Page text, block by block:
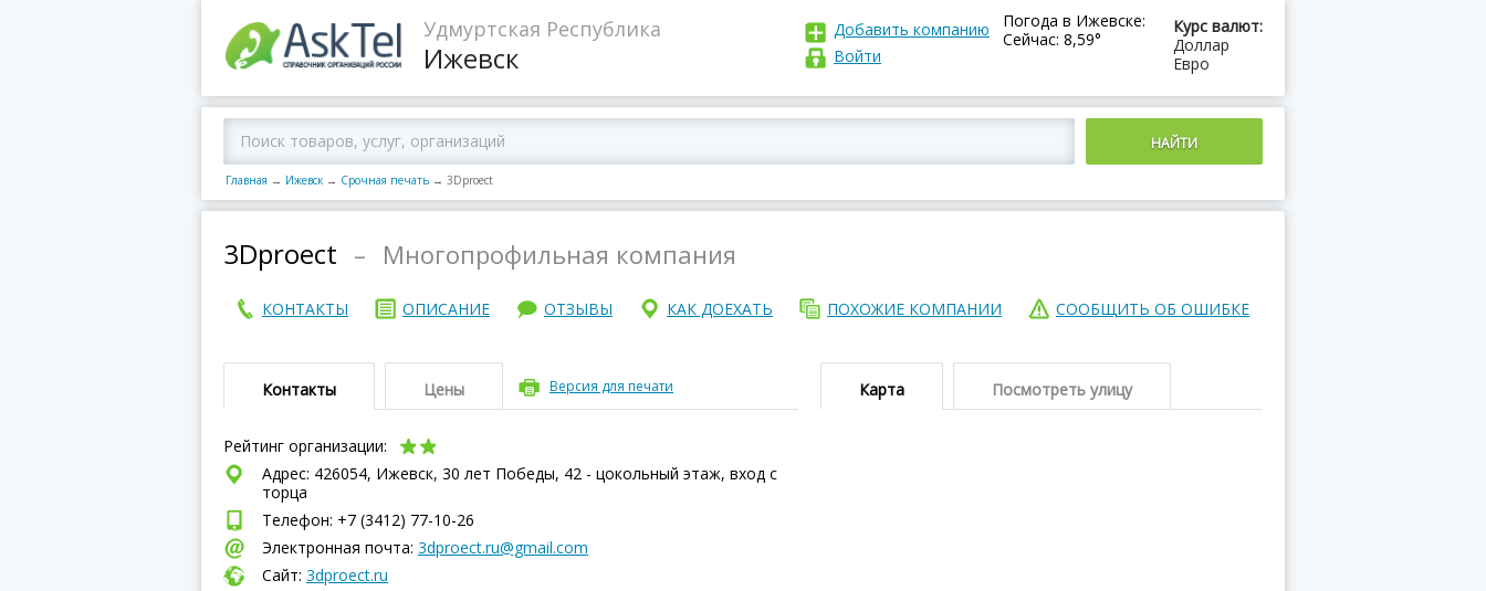
Удмуртская Республика
Ижевск
Курс валют:
Доллар
Евро
Погода в Ижевске:
Сейчас: 8,59°
Добавить компанию
Войти
Главная → Ижевск → Срочная печать → 3Dproect
3Dproect – Многопрофильная компания
КОНТАКТЫ ОПИСАНИЕ ОТЗЫВЫ КАК ДОЕХАТЬ ПОХОЖИЕ КОМПАНИИ СООБЩИТЬ ОБ ОШИБКЕ
Контакты Цены Версия для печати
Рейтинг организации:
Адрес: 426054, Ижевск, 30 лет Победы, 42 - цокольный этаж, вход с
торца
Телефон: +7 (3412) 77-10-26
Электронная почта: 3dproect.ru@gmail.com
Сайт: 3dproect.ru
Карта Посмотреть улицу